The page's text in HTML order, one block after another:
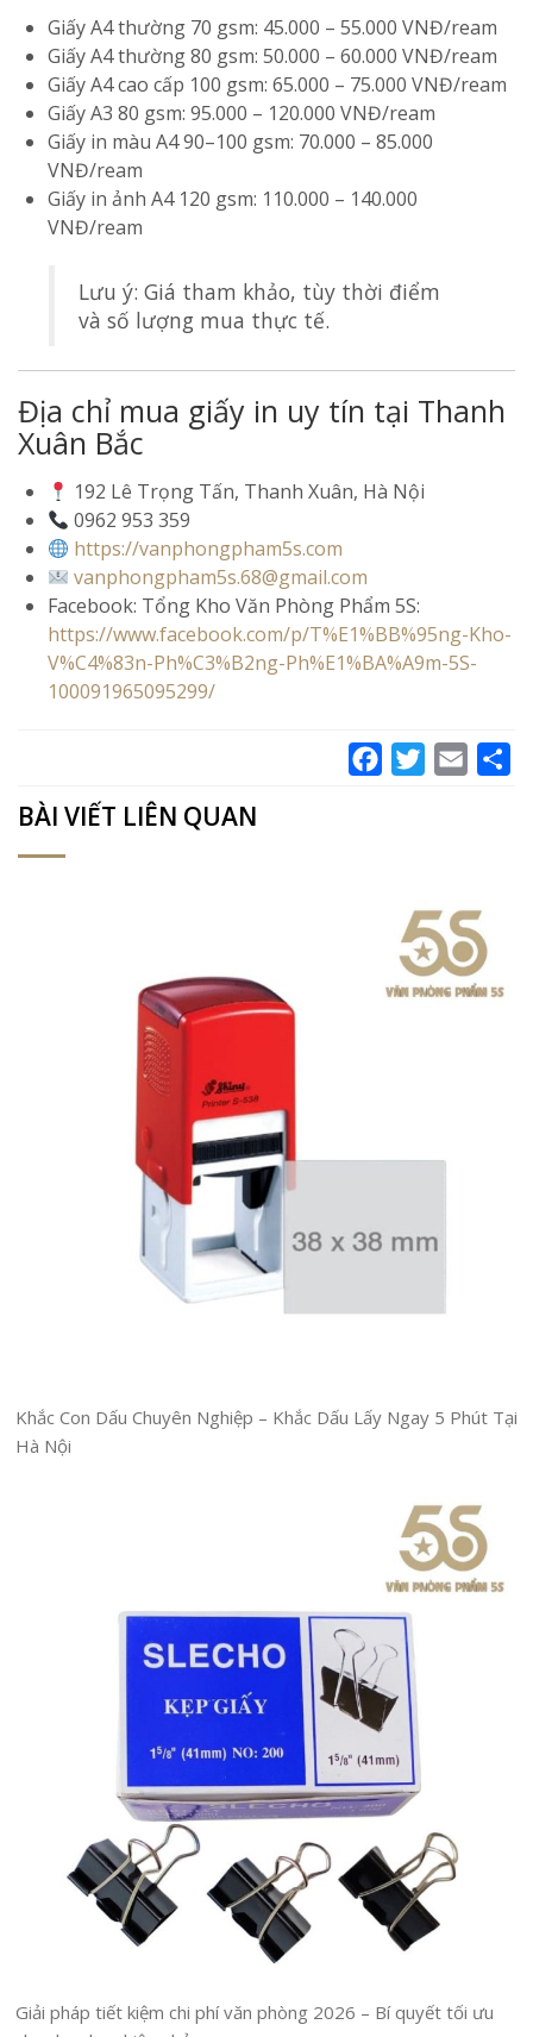
Giấy A4 thường 70 gsm: 45.000 – 55.000 VNĐ/ream
Giấy A4 thường 80 gsm: 50.000 – 60.000 VNĐ/ream
Giấy A4 cao cấp 100 gsm: 65.000 – 75.000 VNĐ/ream
Giấy A3 80 gsm: 95.000 – 120.000 VNĐ/ream
Giấy in màu A4 90–100 gsm: 70.000 – 85.000
VNĐ/ream
Giấy in ảnh A4 120 gsm: 110.000 – 140.000
VNĐ/ream
Lưu ý: Giá tham khảo, tùy thời điểm
và số lượng mua thực tế.
Địa chỉ mua giấy in uy tín tại Thanh
Xuân Bắc
192 Lê Trọng Tấn, Thanh Xuân, Hà Nội
0962 953 359
https://vanphongpham5s.com
vanphongpham5s.68@gmail.com
Facebook: Tổng Kho Văn Phòng Phẩm 5S:
https://www.facebook.com/p/T%E1%BB%95ng-Kho-
V%C4%83n-Ph%C3%B2ng-Ph%E1%BA%A9m-5S-
100091965095299/
FacebookTwitterEmail
BÀI VIẾT LIÊN QUAN
Khắc Con Dấu Chuyên Nghiệp – Khắc Dấu Lấy Ngay 5 Phút Tại
Hà Nội
Giải pháp tiết kiệm chi phí văn phòng 2026 – Bí quyết tối ưu